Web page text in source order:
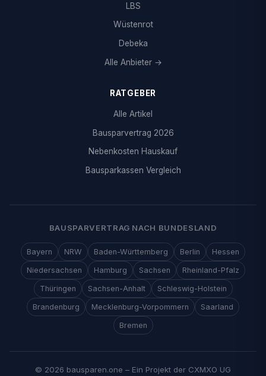
LBS
Wüstenrot
Debeka
Alle Anbieter →
RATGEBER
Alle Artikel
Bausparvertrag 2026
Nebenkosten Hauskauf
Bausparkassen Vergleich
BAUSPARVERTRAG NACH BUNDESLAND
Bayern NRW Baden-Württemberg Berlin Hessen
Niedersachsen Hamburg Sachsen Rheinland-Pfalz
Thüringen Sachsen-Anhalt Schleswig-Holstein
Brandenburg Mecklenburg-Vorpommern Saarland
Bremen
© 2026 bausparen.one – Ein Projekt der CXMXO UG